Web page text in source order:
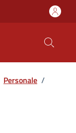
Personale /